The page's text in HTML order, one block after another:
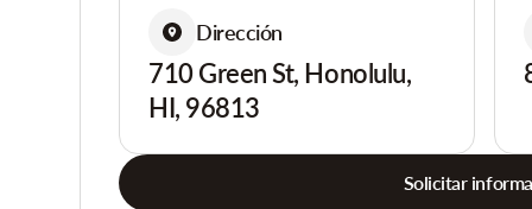
Dirección
710 Green St, Honolulu,
HI, 96813
Solicitar